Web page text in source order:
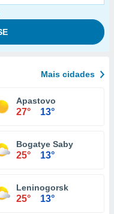
Mais cidades
Apastovo
27° 13°
Bogatye Saby
25° 13°
Leninogorsk
25° 13°